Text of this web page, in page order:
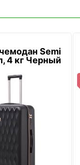
Semi
4 кг Черный